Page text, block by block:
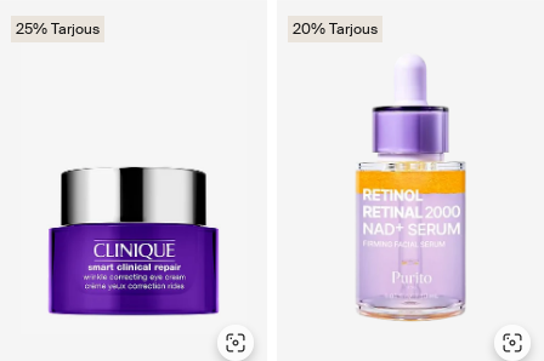
25% Tarjous 20% Tarjous